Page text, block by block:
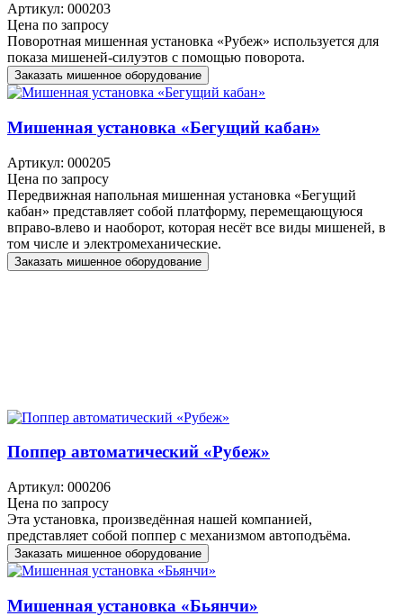
Артикул: 000203
Цена по запросу
Поворотная мишенная установка «Рубеж» используется для
показа мишеней-силуэтов с помощью поворота.
Заказать мишенное оборудование
Мишенная установка «Бегущий кабан»
Артикул: 000205
Цена по запросу
Передвижная напольная мишенная установка «Бегущий
кабан» представляет собой платформу, перемещающуюся
вправо-влево и наоборот, которая несёт все виды мишеней, в
том числе и электромеханические.
Заказать мишенное оборудование
Поппер автоматический «Рубеж»
Артикул: 000206
Цена по запросу
Эта установка, произведённая нашей компанией,
представляет собой поппер с механизмом автоподъёма.
Заказать мишенное оборудование
Мишенная установка «Бьянчи»